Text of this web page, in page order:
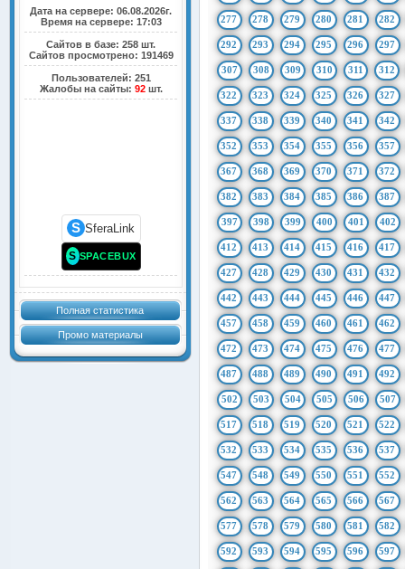
Дата на сервере: 06.08.2026г.
Время на сервере: 17:03
Сайтов в базе: 258 шт.
Сайтов просмотрено: 191469
Пользователей: 251
Жалобы на сайты: 92шт.
S SferaLink
S SPACEBUX
Полная статистика
Промо материалы
277 278 279 280 281 282
292 293 294 295 296 297
307 308 309 310 311 312
322 323 324 325 326 327
337 338 339 340 341 342
352 353 354 355 356 357
367 368 369 370 371 372
382 383 384 385 386 387
397 398 399 400 401 402
412 413 414 415 416 417
427 428 429 430 431 432
442 443 444 445 446 447
457 458 459 460 461 462
472 473 474 475 476 477
487 488 489 490 491 492
502 503 504 505 506 507
517 518 519 520 521 522
532 533 534 535 536 537
547 548 549 550 551 552
562 563 564 565 566 567
577 578 579 580 581 582
592 593 594 595 596 597